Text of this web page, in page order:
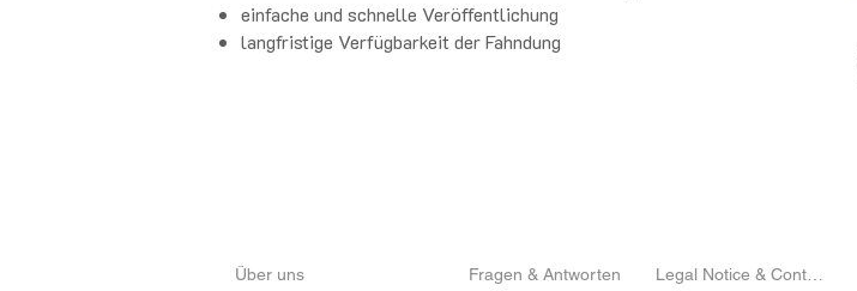
einfache und schnelle Veröffentlichung
langfristige Verfügbarkeit der Fahndung
Über uns Fragen & Antworten